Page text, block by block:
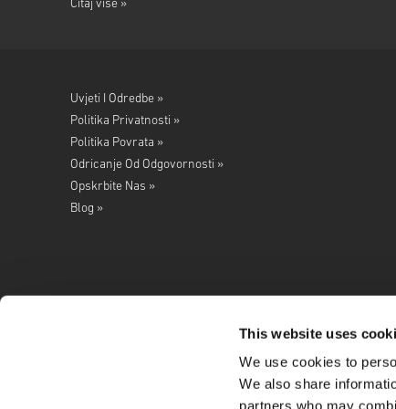
This website uses
We use cookies to
We also share
partners who may
Čitaj više »
Uvjeti I Odredbe »
Politika Privatnosti »
Politika Povrata »
Odricanje Od Odgovornosti »
Opskrbite Nas »
Blog »